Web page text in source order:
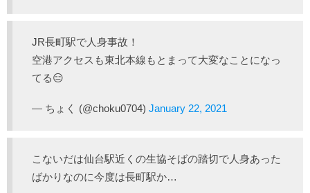
JR長町駅で人身事故！
空港アクセスも東北本線もとまって大変なことになっ
てる😑
— ちょく (@choku0704) January 22, 2021
こないだは仙台駅近くの生協そばの踏切で人身あった
ばかりなのに今度は長町駅か…